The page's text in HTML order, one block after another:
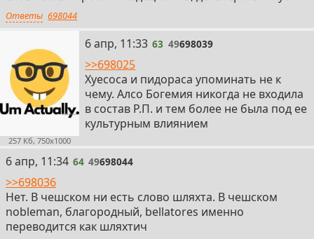
Ответы 698044
257 Кб, 750x1000
63
6 апр, 11:33 63 49698039
>>698025
Хуесоса и пидораса упоминать не к
чему. Алсо Богемия никогда не входила
в состав Р.П. и тем более не была под ее
культурным влиянием
64
6 апр, 11:34 64 49698044
>>698036
Нет. В чешском ни есть слово шляхта. В чешском
nobleman, благородный, bellatores именно
переводится как шляхтич